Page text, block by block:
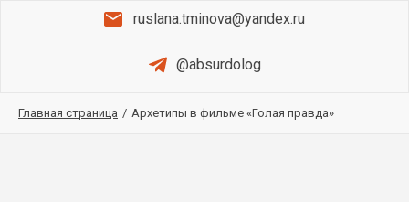
ruslana.tminova@yandex.ru
@absurdolog
Главная страница / Архетипы в фильме «Голая правда»